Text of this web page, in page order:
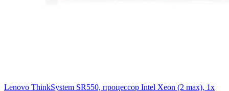
Lenovo ThinkSystem SR550, процессор Intel Xeon (2 max), 1x